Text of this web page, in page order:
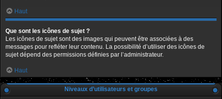
Haut
Que sont les icônes de sujet ?
Les icônes de sujet sont des images qui peuvent être associées à des
messages pour refléter leur contenu. La possibilité d’utiliser des icônes de
sujet dépend des permissions définies par l’administrateur.
Haut
Niveaux d’utilisateurs et groupes